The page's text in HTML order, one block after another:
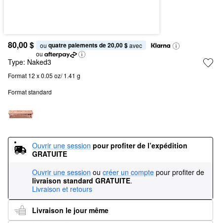
80,00 $ ou quatre paiements de 20,00 $ avec
ou
Type: Naked3
Format 12 x 0.05 oz/ 1.41 g
Format standard
Ouvrir une session pour profiter de l’expédition
GRATUITE
Ouvrir une session ou créer un compte pour profiter de
livraison standard GRATUITE.
Livraison et retours
Livraison le jour même